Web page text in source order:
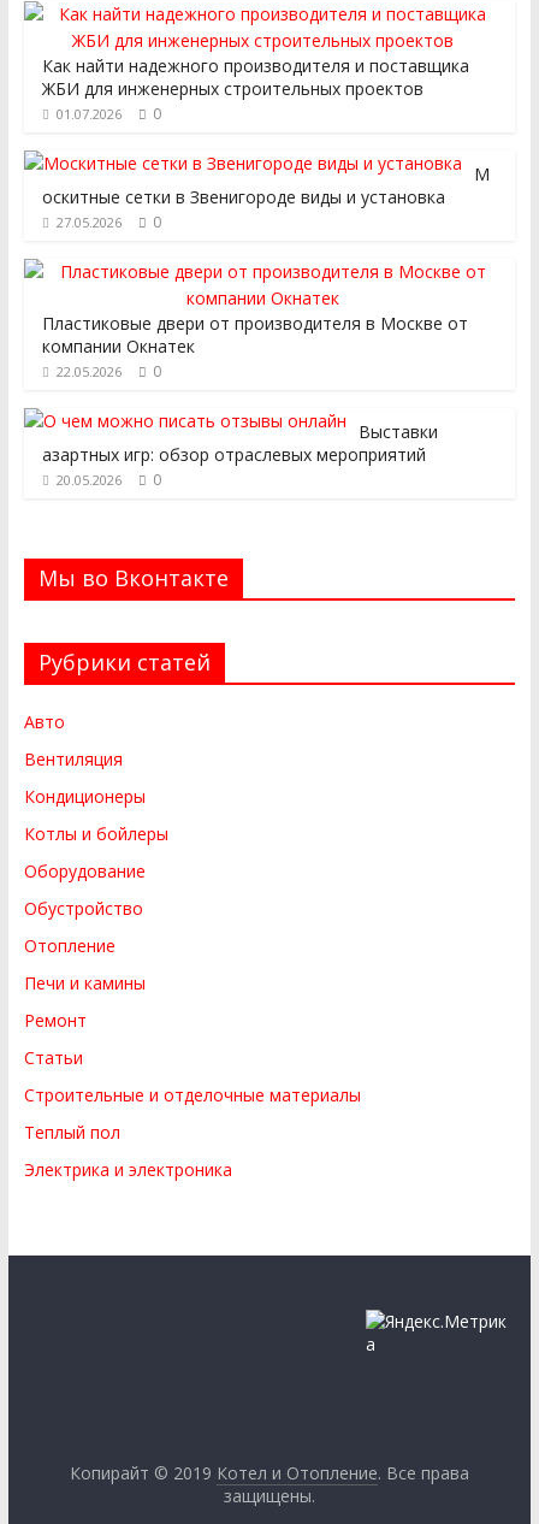
Как найти надежного производителя и поставщика
ЖБИ для инженерных строительных проектов
01.07.2026 0
М
оскитные сетки в Звенигороде виды и установка
27.05.2026 0
Пластиковые двери от производителя в Москве от
компании Окнатек
22.05.2026 0
Выставки
азартных игр: обзор отраслевых мероприятий
20.05.2026 0
Мы во Вконтакте
Рубрики статей
Авто
Вентиляция
Кондиционеры
Котлы и бойлеры
Оборудование
Обустройство
Отопление
Печи и камины
Ремонт
Статьи
Строительные и отделочные материалы
Теплый пол
Электрика и электроника
Копирайт © 2019 Котел и Отопление. Все права
защищены.